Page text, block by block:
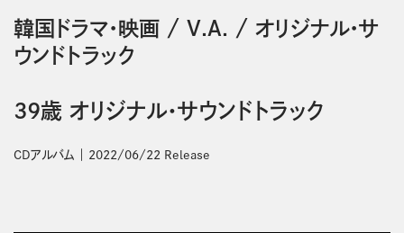
韓国ドラマ・映画/ V.A. / オリジナル・サ
ウンドトラック
39歳 オリジナル・サウンドトラック
CDアルバム 2022/06/22 Release